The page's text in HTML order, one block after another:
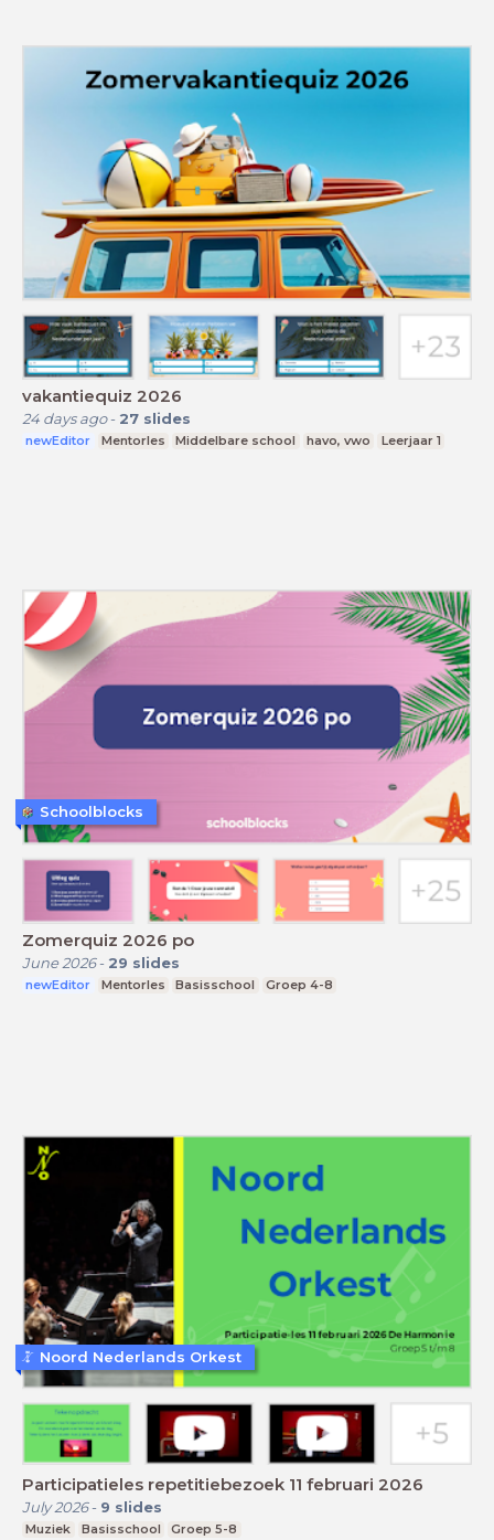
vakantiequiz 2026
24 days ago- 27 slides
newEditor Mentorles Middelbare school havo, vwo Leerjaar 1
Zomerquiz 2026 po
June 2026- 29 slides
newEditor Mentorles Basisschool Groep 4-8
Schoolblocks
Participatieles repetitiebezoek 11 februari 2026
July 2026- 9 slides
Muziek Basisschool Groep 5-8
Noord Nederlands Orkest